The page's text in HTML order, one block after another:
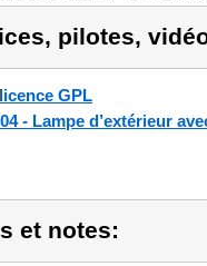
pilotes,
GPL
- Lampe d’extérieur
et notes: